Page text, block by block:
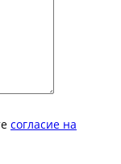
согласие на